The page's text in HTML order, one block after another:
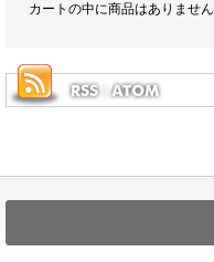
カートの中に商品はありません